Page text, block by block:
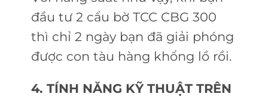
đầu tư 2 cẩu bờ TCC CBG 300
thì chỉ 2 ngày bạn đã giải phóng
được con tàu hàng khổng lồ rồi.
4. TÍNH NĂNG KỸ THUẬT TRÊN